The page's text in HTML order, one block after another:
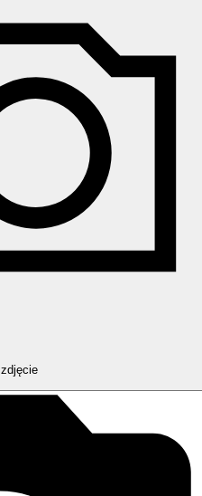
zdjęcie